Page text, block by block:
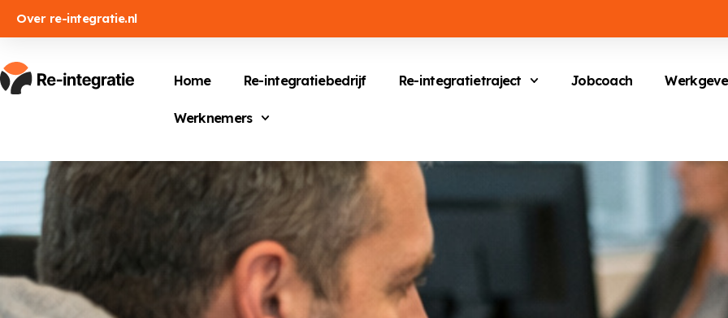
Over re-integratie.nl
Home Re-integratiebedrijf Re-integratietraject Jobcoach
Werknemers